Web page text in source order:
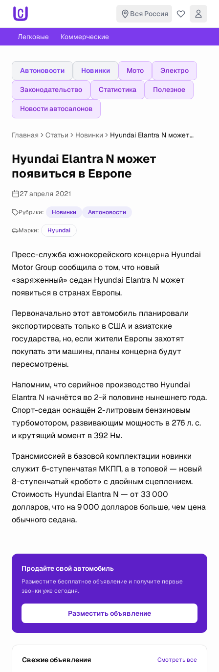
Вся Россия
Легковые Коммерческие
Автоновости Новинки Мото Электро
Законодательство Статистика Полезное
Новости автосалонов
Главная Статьи Новинки
Hyundai Elantra N может
Hyundai Elantra N может
появиться в Европе
27 апреля 2021
Рубрики: Новинки Автоновости
Марки: Hyundai
Пресс-служба южнокорейского концерна Hyundai
Motor Group сообщила о том, что новый
«заряженный» седан Hyundai Elantra N может
появиться в странах Европы.
Первоначально этот автомобиль планировали
экспортировать только в США и азиатские
государства, но, если жители Европы захотят
покупать эти машины, планы концерна будут
пересмотрены.
Напомним, что серийное производство Hyundai
Elantra N начнётся во 2-й половине нынешнего года.
Спорт-седан оснащён 2-литровым бензиновым
турбомотором, развивающим мощность в 276 л. с.
и крутящий момент в 392 Нм.
Трансмиссией в базовой комплектации новинки
служит 6-ступенчатая МКПП, а в топовой — новый
8-ступенчатый «робот» с двойным сцеплением.
Стоимость Hyundai Elantra N — от 33 000
долларов, что на 9 000 долларов больше, чем цена
обычного седана.
Продайте свой автомобиль
Разместите бесплатное объявление и получите первые
звонки уже сегодня.
Разместить объявление
Свежие объявления Смотреть все